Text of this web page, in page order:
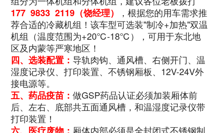
177 9833 2119（饶经理）
，根据您的用车需求推
荐合适的冷藏机组！该车型可选装"制冷+加热"双温
机组（温度范围为+20℃-18℃），可用于东北地
区及内蒙等严寒地区！
四、选装配置：导轨肉钩、通风槽、右侧开门、温
湿度记录仪、打印装置、不锈钢厢板、12V-24V外
接电源等。
五、药品疫苗：做GSP药品认证必须加装厢体前
后、左右、底部共五面通风槽，和温湿度记录仪带
打印装置！
厢体内部必须是全封闭式不锈钢制